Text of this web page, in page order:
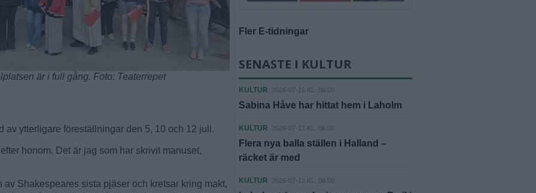
är i full gång. Foto: Teaterrepet
av ytterligare föreställningar den 5, 10 och 12 juli.
honom. Det är jag som har skrivit manuset,
av Shakespeares sista pjäser och kretsar kring makt,
Fler E-tidningar
SENASTE I KULTUR
KULTUR 2026-07-19 KL. 06:00
Sabina Håve har hittat hem i Laholm
KULTUR 2026-07-13 KL. 06:00
Flera nya balla ställen i Halland –
räcket är med
KULTUR 2026-07-12 KL. 06:00